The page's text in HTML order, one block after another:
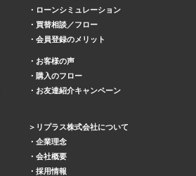
ローンシミュレーション
買替相談／フロー
会員登録のメリット
お客様の声
購入のフロー
お友達紹介キャンペーン
リプラス株式会社について
企業理念
会社概要
採用情報